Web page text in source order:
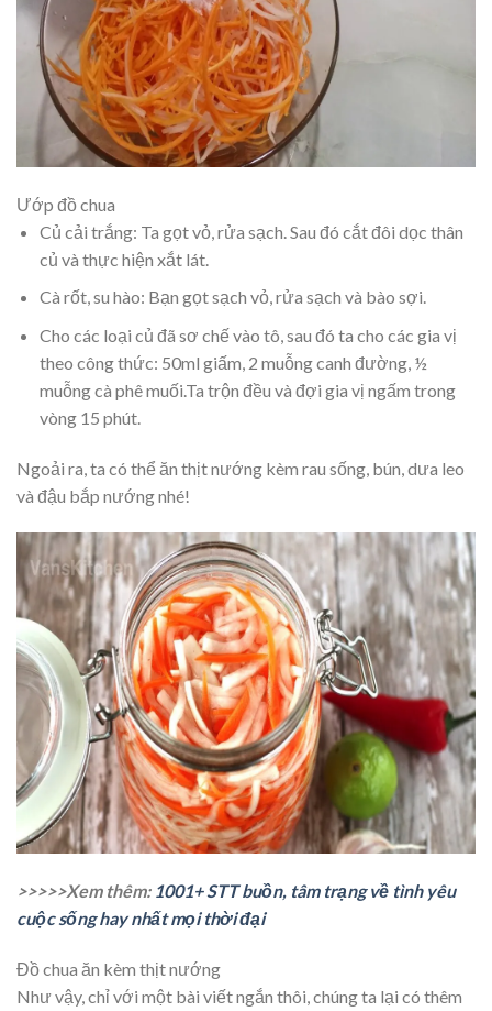
Ướp đồ chua
Củ cải trắng: Ta gọt vỏ, rửa sạch. Sau đó cắt đôi dọc thân
củ và thực hiện xắt lát.
Cà rốt, su hào: Bạn gọt sạch vỏ, rửa sạch và bào sợi.
Cho các loại củ đã sơ chế vào tô, sau đó ta cho các gia vị
theo công thức: 50ml giấm, 2 muỗng canh đường, ½
muỗng cà phê muối.Ta trộn đều và đợi gia vị ngấm trong
vòng 15 phút.
Ngoải ra, ta có thể ăn thịt nướng kèm rau sống, bún, dưa leo
và đậu bắp nướng nhé!
>>>>>Xem thêm: 1001+ STT buồn, tâm trạng về tình yêu
cuộc sống hay nhất mọi thời đại
Đồ chua ăn kèm thịt nướng
Như vậy, chỉ với một bài viết ngắn thôi, chúng ta lại có thêm